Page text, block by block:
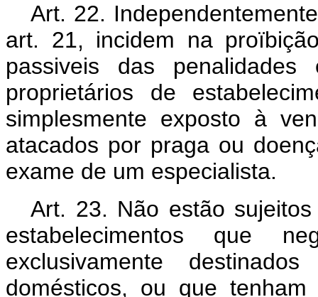
Art. 22.
art. 21, incidem na
passiveis das penalidades
proprietários de
simplesmente exposto à
atacados por praga ou
exame de um especialista.
Art. 23. Não estão
estabelecimentos que
exclusivamente
domésticos, ou que